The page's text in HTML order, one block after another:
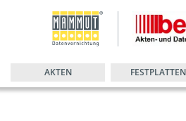
AKTEN FESTPLATTEN